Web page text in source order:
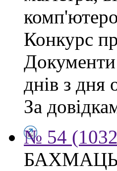
Конкурс
днів з дня
За
№ 54